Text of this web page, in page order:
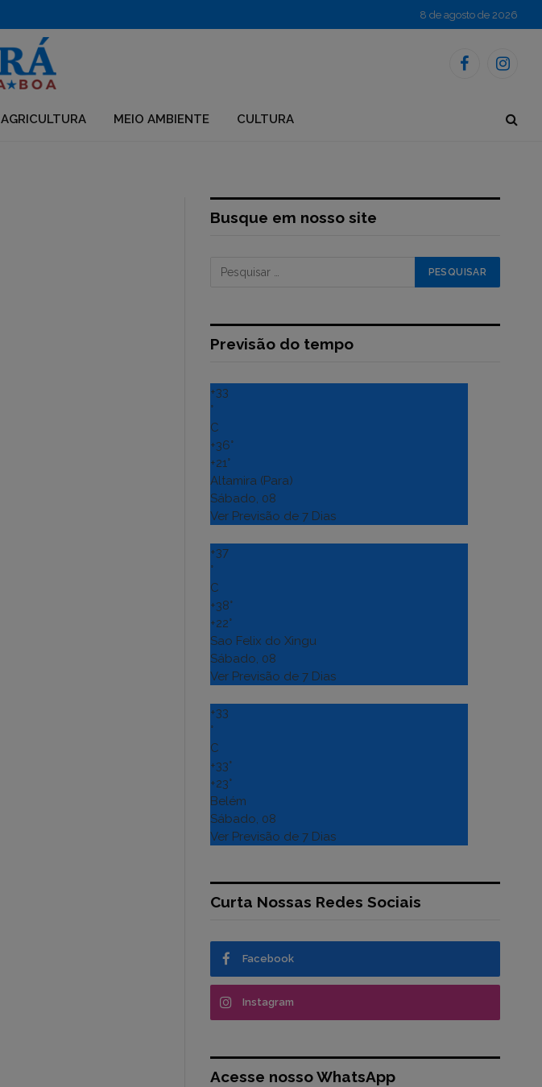
8 de agosto de 2026
Facebook
AGRICULTURA MEIO AMBIENTE CULTURA
Busque em nosso site
Previsão do tempo
+33
°
C
+36°
+21°
Altamira (Para)
Sábado, 08
Ver Previsão de 7 Dias
+37
°
C
+38°
+22°
Sao Felix do Xingu
Sábado, 08
Ver Previsão de 7 Dias
+33
°
C
+33°
+23°
Belém
Sábado, 08
Ver Previsão de 7 Dias
Curta Nossas Redes Sociais
Facebook
Instagram
Acesse nosso WhatsApp